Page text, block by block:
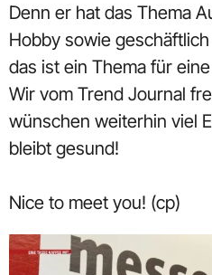
Denn er hat das Thema
Hobby sowie
das ist ein Thema für
Wir vom Trend Journal
wünschen weiterhin viel
bleibt gesund!
Nice to meet you! (cp)